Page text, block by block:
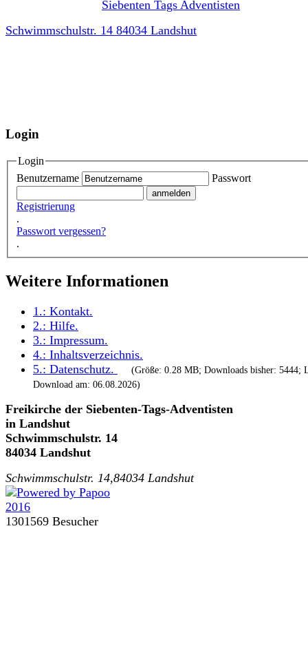
Schwimmschulstr. 14 84034 Landshut
Login
Login
Benutzername
Passwort
Registrierung
.
Passwort vergessen?
.
Weitere Informationen
1.: Kontakt.
2.: Hilfe.
3.: Impressum.
4.: Inhaltsverzeichnis.
5.: Datenschutz.
(Größe: 0.28 MB; Downloads bisher: 5444;
Download am: 06.08.2026)
Freikirche der Siebenten-Tags-Adventisten
in Landshut
Schwimmschulstr. 14
84034 Landshut
Schwimmschulstr. 14,84034 Landshut
1301569 Besucher